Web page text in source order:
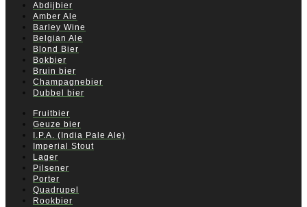
Abdijbier
Amber Ale
Barley Wine
Belgian Ale
Blond Bier
Bokbier
Bruin bier
Champagnebier
Dubbel bier
Fruitbier
Geuze bier
I.P.A. (India Pale Ale)
Imperial Stout
Lager
Pilsener
Porter
Quadrupel
Rookbier